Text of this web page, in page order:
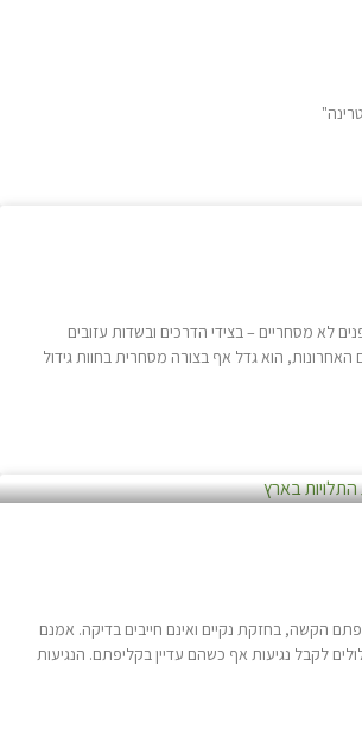
לא מסחריים – בצידי הדרכים ובשדות עזובים
האחרונות, הוא גדל אף בצורה מסחרית בחוות גידול
הקשה, בחזקת נקיים ואינם חייבים בדיקה. אמנם
לקבל נגיעות אף כשהם עדיין בקליפתם. הנגיעות